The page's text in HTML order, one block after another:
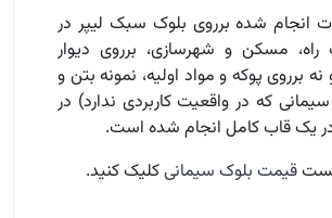
انجام شده برروی بلوک سبک لیپر در
راه، مسکن و شهرسازی، برروی دیوار
برروی پوکه و مواد اولیه، نمونه بتن و
که در واقعیت کاربردی ندارد) در
یک قاب کامل انجام شده است.
قیمت بلوک سیمانیکلیک کنید.